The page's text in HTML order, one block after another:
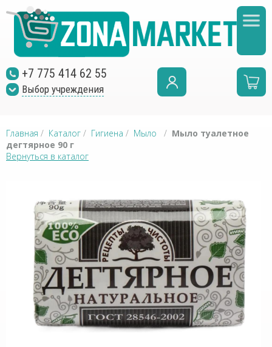
+7 775 414 62 55
Выбор учреждения
Главная / Каталог / Гигиена / Мыло / Мыло туалетное
дегтярное 90 г
Вернуться в каталог